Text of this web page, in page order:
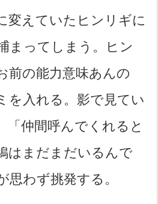
変えていたヒンリギに
まってしまう。ヒン
前の能力意味あんの
を入れる。影で見てい
「仲間呼んでくれると
はまだまだいるんで
思わず挑発する。